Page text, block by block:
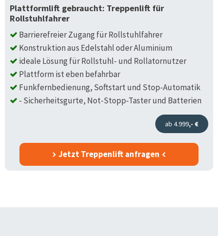
Plattformlift gebraucht: Treppenlift für
Rollstuhlfahrer
Barrierefreier Zugang für Rollstuhlfahrer
Konstruktion aus Edelstahl oder Aluminium
ideale Lösung für Rollstuhl- und Rollatornutzer
Plattform ist eben befahrbar
Funkfernbedienung, Softstart und Stop-Automatik
- Sicherheitsgurte, Not-Stopp-Taster und Batterien
ab 4.999,- €
Jetzt Treppenlift anfragen